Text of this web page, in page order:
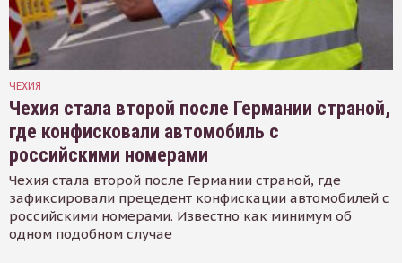
ЧЕХИЯ
Чехия стала второй после Германии страной,
где конфисковали автомобиль с
российскими номерами
Чехия стала второй после Германии страной, где
зафиксировали прецедент конфискации автомобилей с
российскими номерами. Известно как минимум об
одном подобном случае